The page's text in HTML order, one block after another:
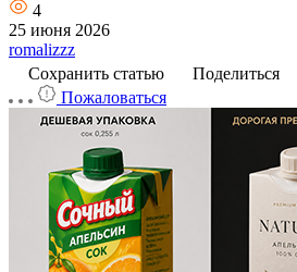
4
25 июня 2026
romalizzz
Сохранить статью
Поделиться
Пожаловаться